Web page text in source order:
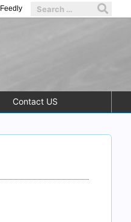
Contact US
Feedly